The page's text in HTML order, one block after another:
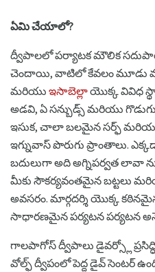
ఏమి చేయాలో?
ద్వీపాలలో పర్యాటక మౌలిక
చెందాయి, వాటిలో కేవలం మూడు
మరియు ఇసాబెల్లాయొక్క వివిధ
అడవి, ఏ సన్బుడ్స్ మరియు
ఇసుక, చాలా బలమైన సర్ఫ్
ఇగ్నువాస్ పొరుగు ప్రాంతాలు.
బదులుగా అది అగ్నిపర్వత లావా
మీకు సౌకర్యవంతమైన బట్టలు
అవసరం. మార్గదర్శి యొక్క
సాధారణమైన పర్యటన పర్యటన
గాలపాగోస్ ద్వీపాలు డైవర్స్లో
వోల్ఫ్ ద్వీపంలో పెద్ద డైవ్ సెంటర్